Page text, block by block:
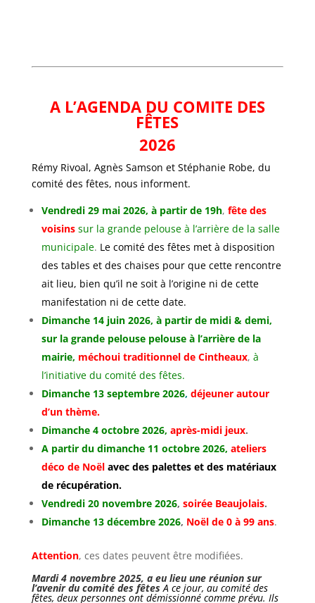
A L’AGENDA DU COMITE DES
FÊTES
2026
Rémy Rivoal, Agnès Samson et Stéphanie Robe, du
comité des fêtes, nous informent.
Vendredi 29 mai 2026, à partir de 19h, fête des
voisins sur la grande pelouse à l’arrière de la salle
municipale. Le comité des fêtes met à disposition
des tables et des chaises pour que cette rencontre
ait lieu, bien qu’il ne soit à l’origine ni de cette
manifestation ni de cette date.
Dimanche 14 juin 2026, à partir de midi & demi,
sur la grande pelouse pelouse à l’arrière de la
mairie, méchoui traditionnel de Cintheaux, à
l’initiative du comité des fêtes.
Dimanche 13 septembre 2026, déjeuner autour
d’un thème.
Dimanche 4 octobre 2026, après-midi jeux.
A partir du dimanche 11 octobre 2026, ateliers
déco de Noëlavec des palettes et des matériaux
de récupération.
Vendredi 20 novembre 2026, soirée Beaujolais.
Dimanche 13 décembre 2026, Noël de 0 à 99 ans.
Attention, ces dates peuvent être modifiées.
Mardi 4 novembre 2025, a eu lieu une réunion sur
l’avenir du comité des fêtesA ce jour, au comité des
fêtes, deux personnes ont démissionné comme prévu. Ils